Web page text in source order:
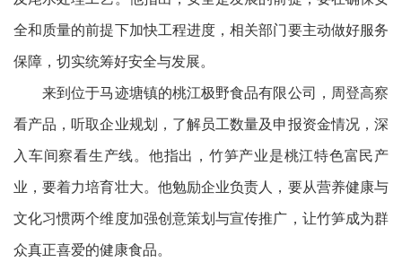
全和质量的前提下加快工程进度，相关部门要主动做好服务
保障，切实统筹好安全与发展。
来到位于马迹塘镇的桃江极野食品有限公司，周登高察
看产品，听取企业规划，了解员工数量及申报资金情况，深
入车间察看生产线。他指出，竹笋产业是桃江特色富民产
业，要着力培育壮大。他勉励企业负责人，要从营养健康与
文化习惯两个维度加强创意策划与宣传推广，让竹笋成为群
众真正喜爱的健康食品。